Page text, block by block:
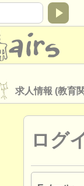
求人情報 (教育
ログ